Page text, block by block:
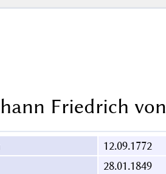
Friedrich von
12.09.1772
28.01.1849